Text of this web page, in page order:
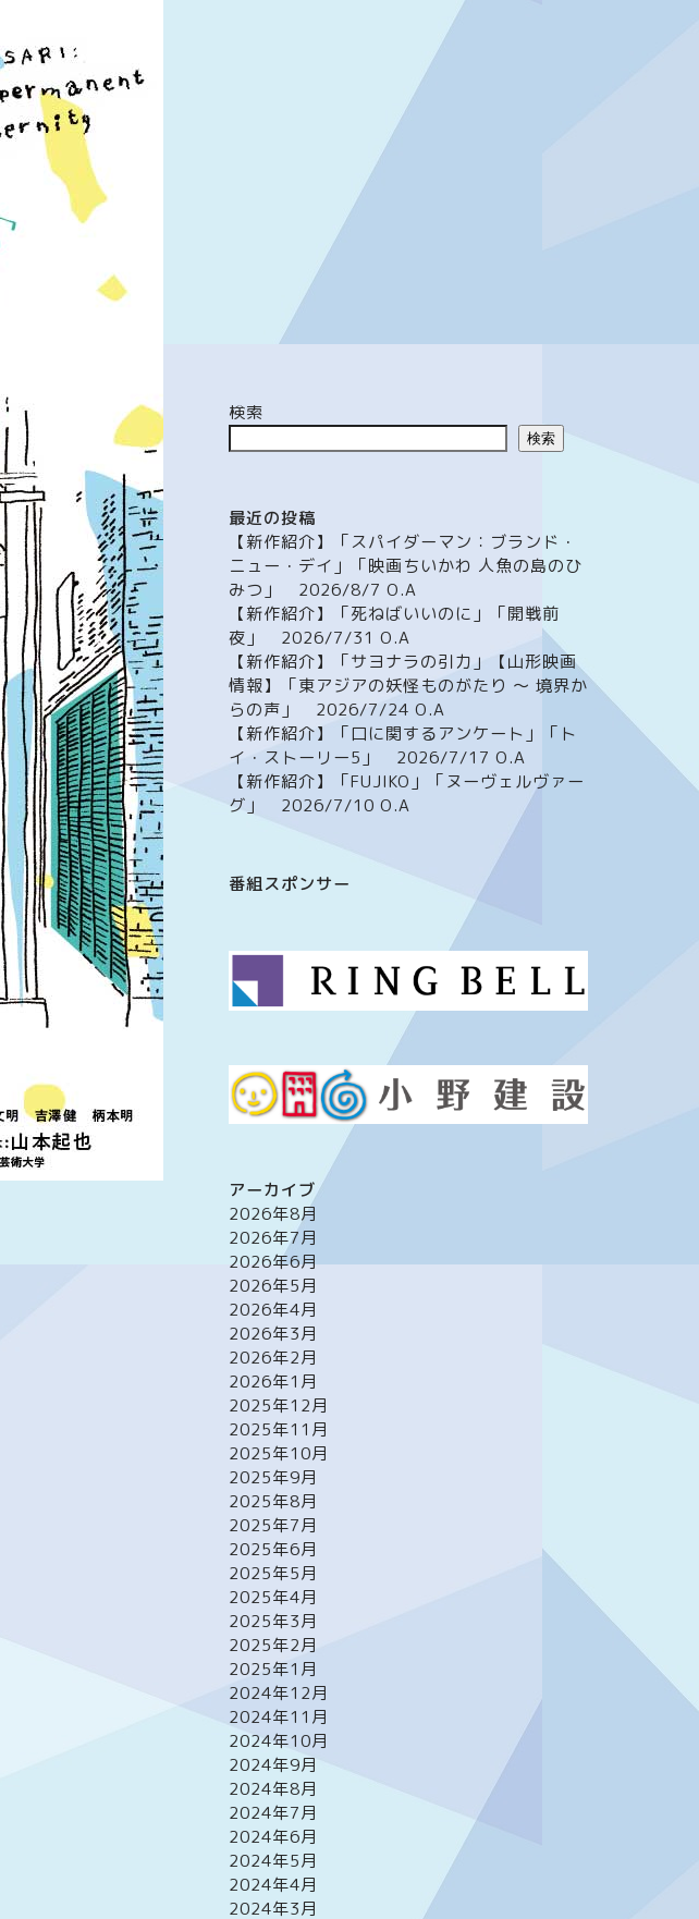
検索
検索
最近の投稿
【新作紹介】「スパイダーマン：ブランド・
ニュー・デイ」「映画ちいかわ 人魚の島のひ
みつ」 2026/8/7 O.A
【新作紹介】「死ねばいいのに」「開戦前
夜」 2026/7/31 O.A
【新作紹介】「サヨナラの引力」【山形映画
情報】「東アジアの妖怪ものがたり ～ 境界か
らの声」 2026/7/24 O.A
【新作紹介】「口に関するアンケート」「ト
イ・ストーリー5」 2026/7/17 O.A
【新作紹介】「FUJIKO」「ヌーヴェルヴァー
グ」 2026/7/10 O.A
番組スポンサー
アーカイブ
2026年8月
2026年7月
2026年6月
2026年5月
2026年4月
2026年3月
2026年2月
2026年1月
2025年12月
2025年11月
2025年10月
2025年9月
2025年8月
2025年7月
2025年6月
2025年5月
2025年4月
2025年3月
2025年2月
2025年1月
2024年12月
2024年11月
2024年10月
2024年9月
2024年8月
2024年7月
2024年6月
2024年5月
2024年4月
2024年3月